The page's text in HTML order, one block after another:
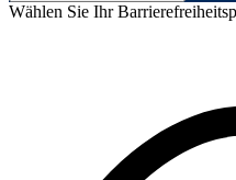
Wählen Sie Ihr